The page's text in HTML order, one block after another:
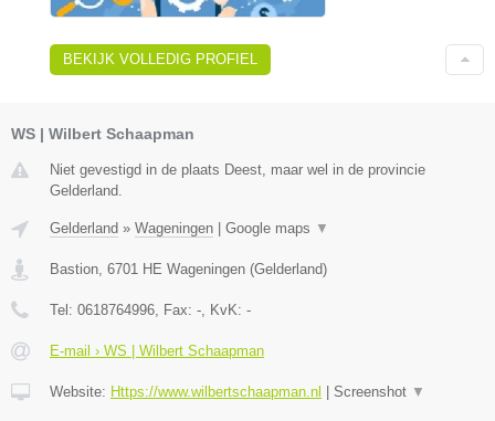
BEKIJK VOLLEDIG PROFIEL
WS | Wilbert Schaapman
Niet gevestigd in de plaats Deest, maar wel in de provincie
Gelderland.
Gelderland » Wageningen | Google maps ▼
Bastion 6701 HE Wageningen (Gelderland)
Tel: 0618764996 , Fax: - , KvK: -
E-mail › WS | Wilbert Schaapman
Website: Https://www.wilbertschaapman.nl | Screenshot ▼